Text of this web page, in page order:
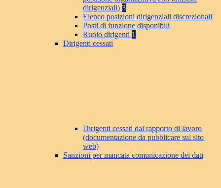
dirigenziali) 3
Elenco posizioni dirigenziali discrezionali
Posti di funzione disponibili
Ruolo dirigenti 1
Dirigenti cessati
Dirigenti cessati dal rapporto di lavoro
(documentazione da pubblicare sul sito
web)
Sanzioni per mancata comunicazione dei dati